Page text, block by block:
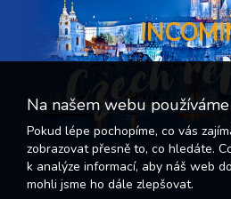
Czech
Na našem webu
Pokud lépe pochopíme, co vás
zobrazovat přesně to, co hledáte.
k analýze informací, aby náš web
mohli jsme ho dále zlepšovat.